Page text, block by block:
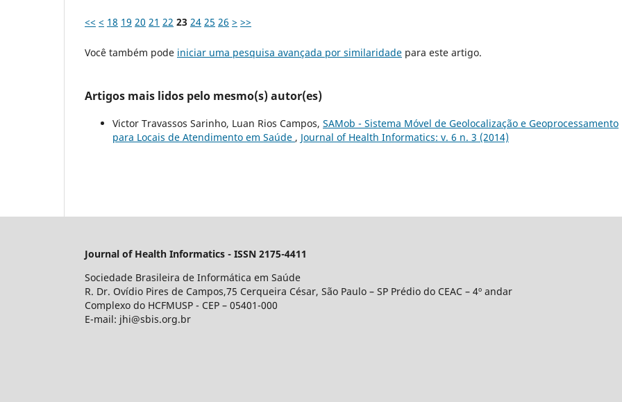
<< < 18 19 20 21 22 23 24 25 26 > >>
Você também pode iniciar uma pesquisa avançada por similaridade para este artigo.
Artigos mais lidos pelo mesmo(s) autor(es)
Victor Travassos Sarinho, Luan Rios Campos, SAMob - Sistema Móvel de Geolocalização e Geoprocessamento
para Locais de Atendimento em Saúde , Journal of Health Informatics: v. 6 n. 3 (2014)
Journal of Health Informatics - ISSN 2175-4411
Sociedade Brasileira de Informática em Saúde
R. Dr. Ovídio Pires de Campos,75 Cerqueira César, São Paulo – SP Prédio do CEAC – 4º andar
Complexo do HCFMUSP - CEP – 05401-000
E-mail: jhi@sbis.org.br